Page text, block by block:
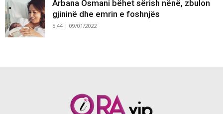
Arbana Osmani bëhet sërish nënë, zbulon
gjininë dhe emrin e foshnjës
5:44 | 09/01/2022